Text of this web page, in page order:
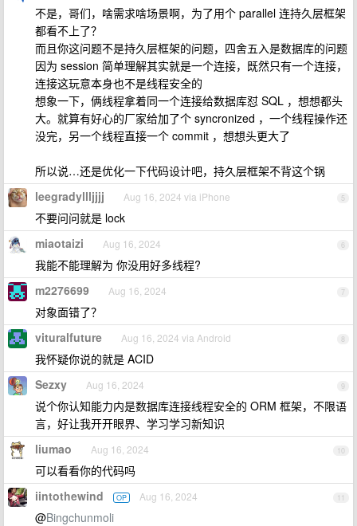
不是，哥们，啥需求啥场景啊，为了用个 parallel 连持久层框架
都看不上了？
而且你这问题不是持久层框架的问题，四舍五入是数据库的问题
因为 session 简单理解其实就是一个连接，既然只有一个连接，
连接这玩意本身也不是线程安全的
想象一下，俩线程拿着同一个连接给数据库怼 SQL ，想想都头
大。就算有好心的厂家给加了个 syncronized ，一个线程操作还
没完，另一个线程直接一个 commit ，想想头更大了
所以说…还是优化一下代码设计吧，持久层框架不背这个锅
5
leegradyllljjjj Aug 16, 2024 via iPhone
不要问问就是 lock
6
miaotaizi Aug 16, 2024
我能不能理解为 你没用好多线程?
7
m2276699 Aug 16, 2024
对象面错了？
8
vituralfuture Aug 16, 2024 via Android
我怀疑你说的就是 ACID
9
Sezxy Aug 16, 2024
说个你认知能力内是数据库连接线程安全的 ORM 框架，不限语
言，好让我开开眼界、学习学习新知识
10
liumao Aug 16, 2024
可以看看你的代码吗
11
iintothewind OP Aug 16, 2024
@Bingchunmoli